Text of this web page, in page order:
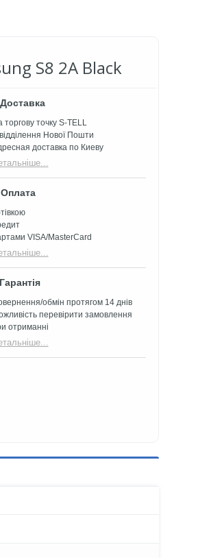
S8 2A Black
торгову точку S-TELL
Нової Пошти
доставка по Киеву
VISA/MasterCard
обмін протягом 14 днів
перевірити замовлення
отриманні